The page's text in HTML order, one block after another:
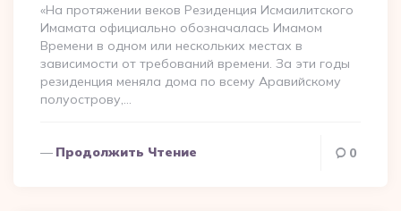
«На протяжении веков Резиденция Исмаилитского
Имамата официально обозначалась Имамом
Времени в одном или нескольких местах в
зависимости от требований времени. За эти годы
резиденция меняла дома по всему Аравийскому
полуострову,…
Продолжить Чтение 0